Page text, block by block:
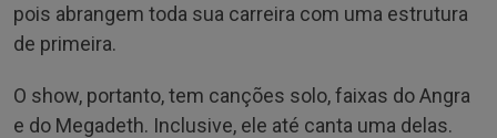
pois abrangem toda sua carreira com uma estrutura
de primeira.
O show, portanto, tem canções solo, faixas do Angra
e do Megadeth. Inclusive, ele até canta uma delas.